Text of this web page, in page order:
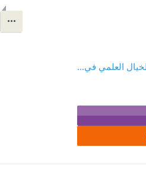
المسلخ رقم 5: العنف وفنتازيا الخيال العلمي في روايات الحرب العالمية الثانية